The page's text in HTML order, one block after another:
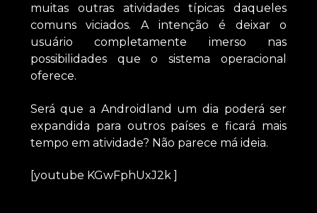
muitas outras atividades típicas daqueles
comuns viciados. A intenção é deixar o
usuário completamente imerso nas
possibilidades que o sistema operacional
oferece.
Será que a Androidland um dia poderá ser
expandida para outros países e ficará mais
tempo em atividade? Não parece má ideia.
[youtube KGwFphUxJ2k ]